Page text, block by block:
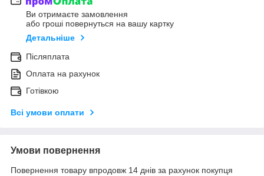
Ви отримаєте замовлення
або гроші повернуться на вашу картку
Детальніше
Післяплата
Оплата на рахунок
Готівкою
Всі умови оплати
Умови повернення
Повернення товару впродовж 14 днів за рахунок покупця